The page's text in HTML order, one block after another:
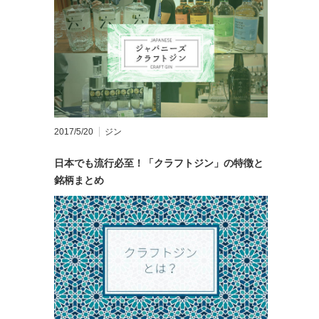
2017/5/20 ジン
日本でも流行必至！「クラフトジン」の特徴と
銘柄まとめ